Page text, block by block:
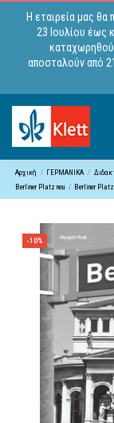
Η εταιρεία μας θα
23 Ιουλίου έως
αποσταλούν από
Αρχική ΓΕΡΜΑΝΙΚΑ
Berliner Platz neu
Berliner
-10%